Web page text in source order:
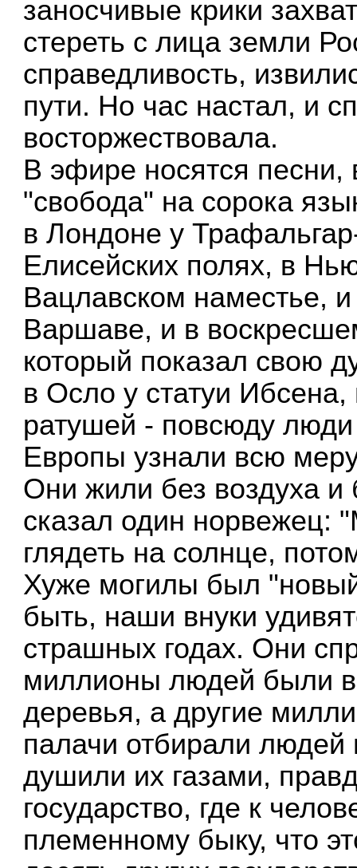
заносчивые крики
стереть с лица земли
справедливость,
пути. Но час настал, и
восторжествовала.
В эфире носятся песни,
"свобода" на сорока
в Лондоне у
Елисейских полях, в
Вацлавском наместье,
Варшаве, и в
который показал свою
в Осло у статуи
ратушей - повсюду
Европы узнали всю
Они жили без воздуха и
сказал один норвежец:
глядеть на солнце,
Хуже могилы был
быть, наши внуки
страшных годах. Они
миллионы людей были
деревья, а другие
палачи отбирали людей
душили их газами,
государство, где к
племенному быку, что